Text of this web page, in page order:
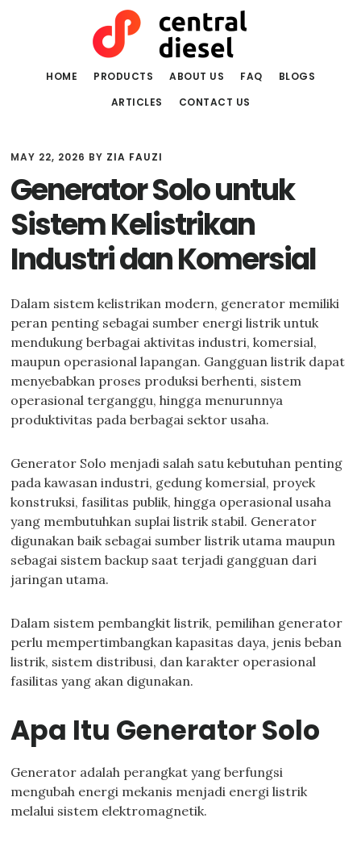
HOME PRODUCTS ABOUT US FAQ
BLOGS
ARTICLES
CONTACT US
MAY 22, 2026 BY ZIA FAUZI
Generator Solo untuk
Sistem Kelistrikan
Industri dan Komersial
Dalam sistem kelistrikan modern, generator memiliki
peran penting sebagai sumber energi listrik untuk
mendukung berbagai aktivitas industri, komersial,
maupun operasional lapangan. Gangguan listrik dapat
menyebabkan proses produksi berhenti, sistem
operasional terganggu, hingga menurunnya
produktivitas pada berbagai sektor usaha.
Generator Solo menjadi salah satu kebutuhan penting
pada kawasan industri, gedung komersial, proyek
konstruksi, fasilitas publik, hingga operasional usaha
yang membutuhkan suplai listrik stabil. Generator
digunakan baik sebagai sumber listrik utama maupun
sebagai sistem backup saat terjadi gangguan dari
jaringan utama.
Dalam sistem pembangkit listrik, pemilihan generator
perlu mempertimbangkan kapasitas daya, jenis beban
listrik, sistem distribusi, dan karakter operasional
fasilitas yang akan digunakan.
Apa Itu Generator Solo
Generator adalah perangkat yang berfungsi
mengubah energi mekanis menjadi energi listrik
melalui sistem elektromagnetik.